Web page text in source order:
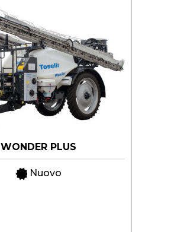
WONDER PLUS
Nuovo